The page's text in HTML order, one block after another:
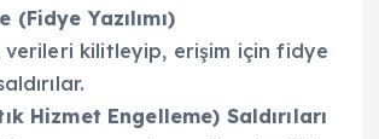
(Fidye Yazılımı)
verileri kilitleyip, erişim için fidye
Hizmet Engelleme) Saldırıları